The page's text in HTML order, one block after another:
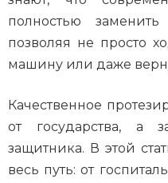
полностью заменить
позволяя не просто
машину или даже
Качественное
от государства, а
защитника. В этой
весь путь: от